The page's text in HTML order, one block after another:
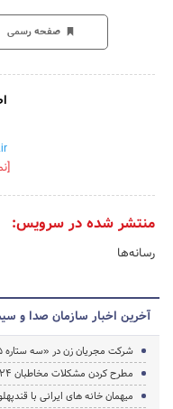
صفحه رسمی
منتشر شده در سرویس:
رسانه‌ها
آخرین اخبار سازمان صدا و
شرکت مجریان زن در «سه ستاره 95»
مطرح کردن مشکلات مخاطبان ۲۴ ساعته در رادیو تهران
میهمان خانه های ایرانی با